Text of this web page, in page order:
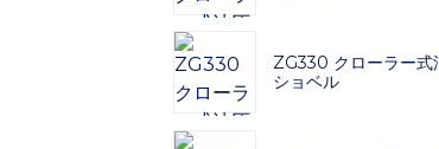
ZG330 クローラー式
ショベル